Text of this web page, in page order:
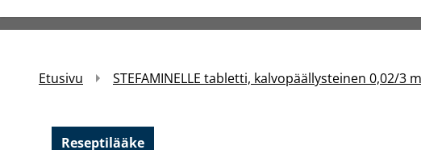
Etusivu STEFAMINELLE tabletti, kalvopäällysteinen 0,02/3
Reseptilääke